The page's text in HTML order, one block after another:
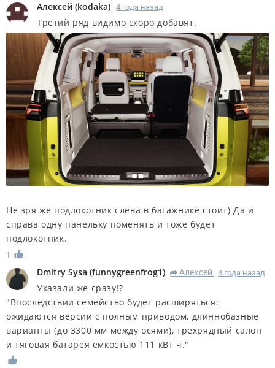
Алексей (kodaka) 4 года назад
Третий ряд видимо скоро добавят.
Не зря же подлокотник слева в багажнике стоит) Да и
справа одну панельку поменять и тоже будет
подлокотник.
1
Dmitry Sysa (funnygreenfrog1) R Алексей 4 года назад
Указали же сразу!?
"Впоследствии семейство будет расширяться:
ожидаются версии с полным приводом, длиннобазные
варианты (до 3300 мм между осями), трехрядный салон
и тяговая батарея емкостью 111 кВт∙ч."